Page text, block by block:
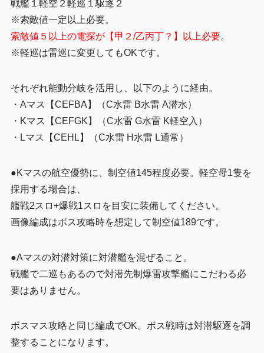
戦艦１軽空２軽巡１駆逐２
※索敵値一定以上必要。
索敵値５以上の電探が【甲２/乙丙丁？】以上必要。
※軽巡は雷巡に変更してもOKです。
それぞれ能動分岐を活用し、以下のように経由。
・Aマス【CEFBA】（C水雷 B水雷 A潜水）
・Kマス【CEFGK】（C水雷 G水雷 K軽空入）
・Lマス【CEHL】（C水雷 H水雷 L通常）
●Kマスの航空優勢に、制空値145程度必要。軽空母1隻を
採用する場合は、
艦戦2スロ+爆戦1スロを目安に装備してください。
画像編成はボス攻略時を想定して制空値189です。
●Aマスの対潜対策に対潜艦を混ぜること。
戦艦で二巡もあるので対潜先制爆雷攻撃艦にこだわる必
要はありません。
ボスマス攻略と同じ編成でOK。ボス戦時は対潜駆逐を調
整することになります。